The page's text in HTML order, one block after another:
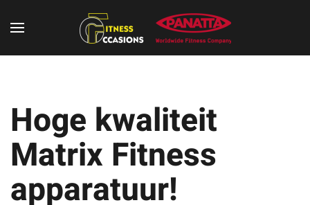
Hoge kwaliteit
Matrix Fitness
apparatuur!